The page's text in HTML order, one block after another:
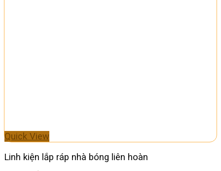
Quick View
Linh kiện lắp ráp nhà bóng liên hoàn